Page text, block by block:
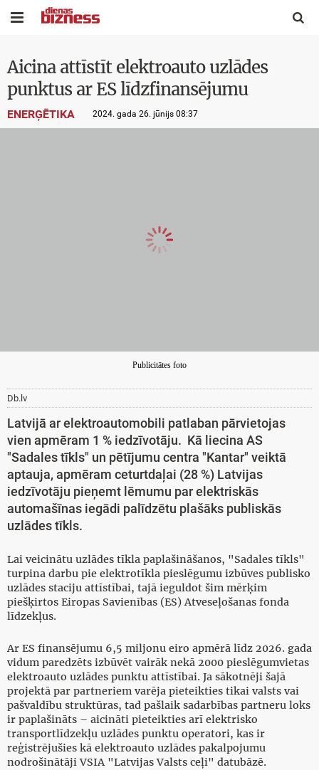
 
Aicina attīstīt elektroauto uzlādes
punktus ar ES līdzfinansējumu
ENERĢĒTIKA 2024. gada 26. jūnijs 08:37
Publicitātes foto
Db.lv
Latvijā ar elektroautomobili patlaban pārvietojas
vien apmēram 1 % iedzīvotāju. Kā liecina AS
"Sadales tīkls" un pētījumu centra "Kantar" veiktā
aptauja, apmēram ceturtdaļai (28 %) Latvijas
iedzīvotāju pieņemt lēmumu par elektriskās
automašīnas iegādi palīdzētu plašāks publiskās
uzlādes tīkls.
Lai veicinātu uzlādes tīkla paplašināšanos, "Sadales tīkls"
turpina darbu pie elektrotīkla pieslēgumu izbūves publisko
uzlādes staciju attīstībai, tajā ieguldot šim mērķim
piešķirtos Eiropas Savienības (ES) Atveseļošanas fonda
līdzekļus.
Ar ES finansējumu 6,5 miljonu eiro apmērā līdz 2026. gada
vidum paredzēts izbūvēt vairāk nekā 2000 pieslēgumvietas
elektroauto uzlādes punktu attīstībai. Ja sākotnēji šajā
projektā par partneriem varēja pieteikties tikai valsts vai
pašvaldību struktūras, tad pašlaik sadarbības partneru loks
ir paplašināts – aicināti pieteikties arī elektrisko
transportlīdzekļu uzlādes punktu operatori, kas ir
reģistrējušies kā elektroauto uzlādes pakalpojumu
nodrošinātāji VSIA "Latvijas Valsts ceļi" datubāzē.